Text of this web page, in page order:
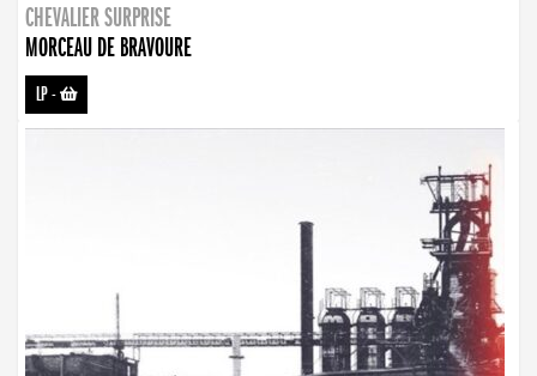
CHEVALIER SURPRISE
MORCEAU DE BRAVOURE
LP-